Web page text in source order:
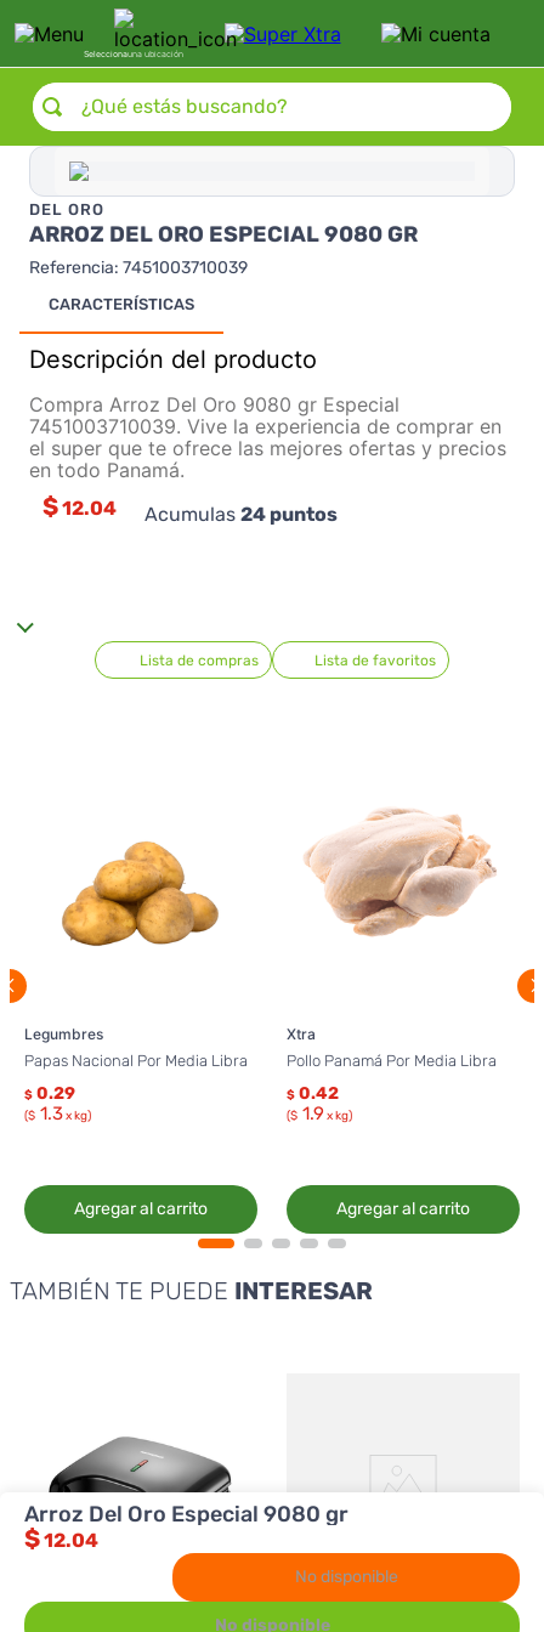
Seleccionauna ubicación
¿Qué estás buscando?
DEL ORO
ARROZ DEL ORO ESPECIAL 9080 GR
Referencia: 7451003710039
CARACTERÍSTICAS
Descripción del producto
Compra Arroz Del Oro 9080 gr Especial
7451003710039. Vive la experiencia de comprar en
el super que te ofrece las mejores ofertas y precios
en todo Panamá.
$12.04 Acumulas 24puntos
Lista de compras Lista de favoritos
Legumbres
Papas Nacional Por Media Libra
$ 0.29
($ 1.3x kg)
Agregar al carrito
Xtra
Pollo Panamá Por Media Libra
$ 0.42
($ 1.9 x kg)
Agregar al carrito
TAMBIÉN TE PUEDE INTERESAR
Arroz Del Oro Especial 9080 gr
$12.04
No disponible
No disponible